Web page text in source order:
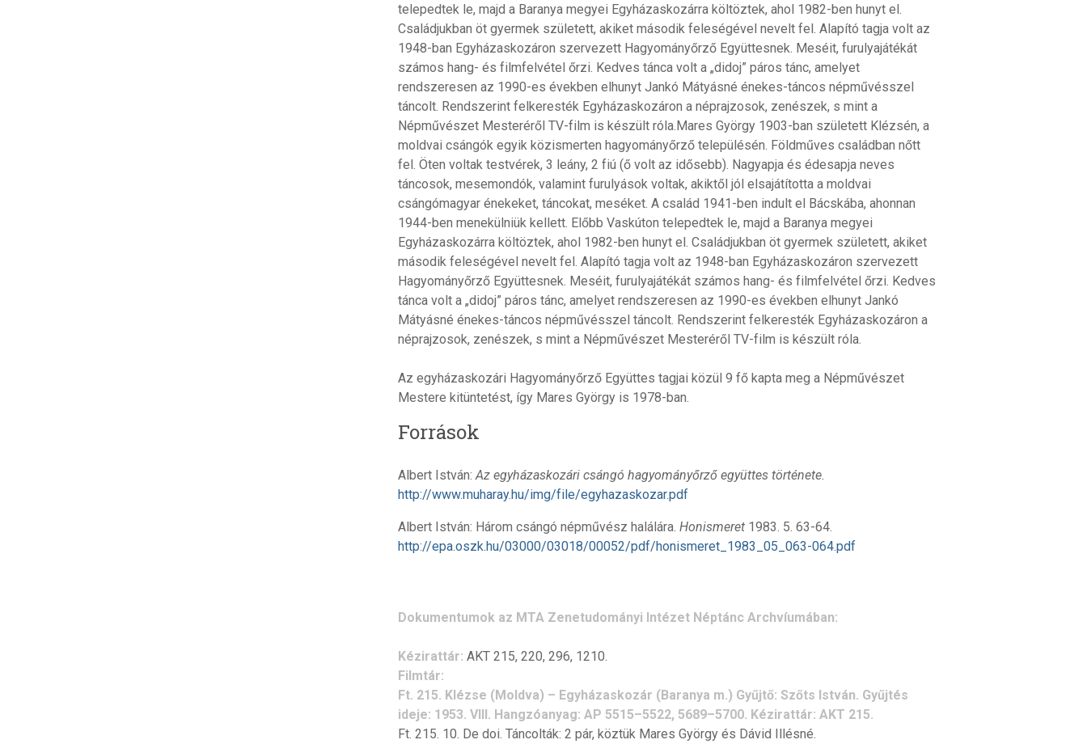
telepedtek le, majd a Baranya megyei Egyházaskozárra költöztek, ahol 1982-ben hunyt el.
Családjukban öt gyermek született, akiket második feleségével nevelt fel. Alapító tagja volt az
1948-ban Egyházaskozáron szervezett Hagyományőrző Együttesnek. Meséit, furulyajátékát
számos hang- és filmfelvétel őrzi. Kedves tánca volt a „didoj” páros tánc, amelyet
rendszeresen az 1990-es években elhunyt Jankó Mátyásné énekes-táncos népművésszel
táncolt. Rendszerint felkeresték Egyházaskozáron a néprajzosok, zenészek, s mint a
Népművészet Mesteréről TV-film is készült róla.Mares György 1903-ban született Klézsén, a
moldvai csángók egyik közismerten hagyományőrző településén. Földműves családban nőtt
fel. Öten voltak testvérek, 3 leány, 2 fiú (ő volt az idősebb). Nagyapja és édesapja neves
táncosok, mesemondók, valamint furulyások voltak, akiktől jól elsajátította a moldvai
csángómagyar énekeket, táncokat, meséket. A család 1941-ben indult el Bácskába, ahonnan
1944-ben menekülniük kellett. Előbb Vaskúton telepedtek le, majd a Baranya megyei
Egyházaskozárra költöztek, ahol 1982-ben hunyt el. Családjukban öt gyermek született, akiket
második feleségével nevelt fel. Alapító tagja volt az 1948-ban Egyházaskozáron szervezett
Hagyományőrző Együttesnek. Meséit, furulyajátékát számos hang- és filmfelvétel őrzi. Kedves
tánca volt a „didoj” páros tánc, amelyet rendszeresen az 1990-es években elhunyt Jankó
Mátyásné énekes-táncos népművésszel táncolt. Rendszerint felkeresték Egyházaskozáron a
néprajzosok, zenészek, s mint a Népművészet Mesteréről TV-film is készült róla.
Az egyházaskozári Hagyományőrző Együttes tagjai közül 9 fő kapta meg a Népművészet
Mestere kitüntetést, így Mares György is 1978-ban.
Források
Albert István:Az egyházaskozári csángó hagyományőrző együttes története.
http://www.muharay.hu/img/file/egyhazaskozar.pdf
Albert István: Három csángó népművész halálára.Honismeret 1983. 5. 63-64.
http://epa.oszk.hu/03000/03018/00052/pdf/honismeret_1983_05_063-064.pdf
Dokumentumok az MTA Zenetudományi Intézet Néptánc Archvíumában:
Kézirattár: AKT 215, 220, 296, 1210.
Filmtár:
Ft. 215. Klézse (Moldva) – Egyházaskozár (Baranya m.) Gyűjtő: Szőts István. Gyűjtés
ideje: 1953. VIII. Hangzóanyag: AP 5515–5522, 5689–5700. Kézirattár: AKT 215.
Ft. 215. 10. De doi. Táncolták: 2 pár, köztük Mares György és Dávid Illésné.